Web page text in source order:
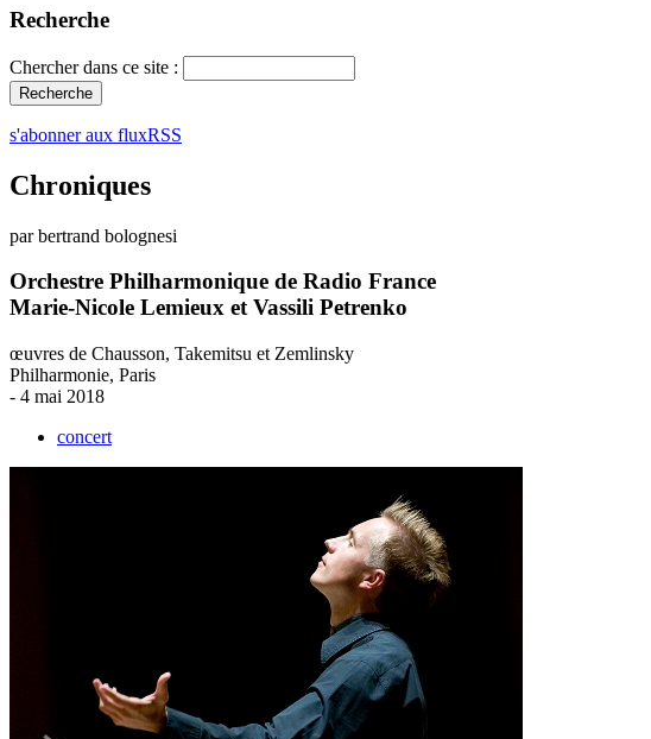
Recherche
Chercher dans ce site :
s'abonner aux fluxRSS
Chroniques
par bertrand bolognesi
Orchestre Philharmonique de Radio France
Marie-Nicole Lemieux et Vassili Petrenko
œuvres de Chausson, Takemitsu et Zemlinsky
Philharmonie, Paris
- 4 mai 2018
concert